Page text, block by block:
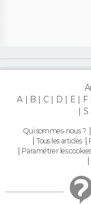
A
B C D E F
S
Qui sommes-nous ?
Tous les articles
Paramétrer les cookies